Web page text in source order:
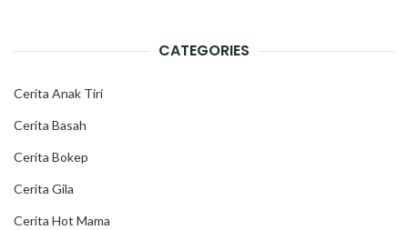
CATEGORIES
Cerita Anak Tiri
Cerita Basah
Cerita Bokep
Cerita Gila
Cerita Hot Mama